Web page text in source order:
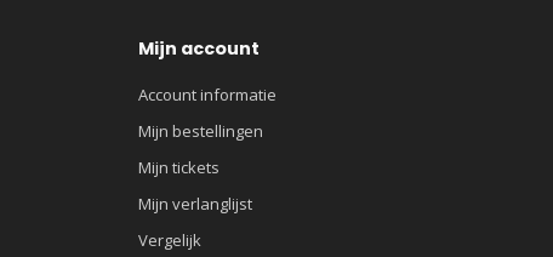
Mijn account
Account informatie
Mijn bestellingen
Mijn tickets
Mijn verlanglijst
Vergelijk